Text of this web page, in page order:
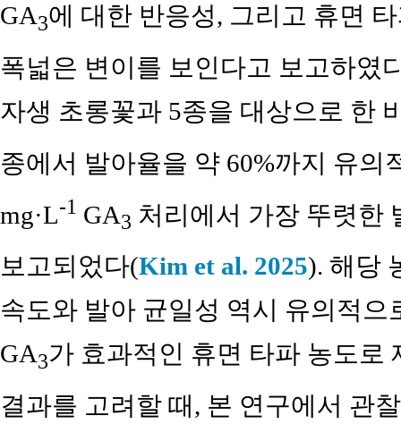
GA3에 대한 반응성, 그리고 휴면
폭넓은 변이를 보인다고 보고하였
자생 초롱꽃과 5종을 대상으로 한
종에서 발아율을 약 60%까지 유의
mg·L-1 GA3 처리에서 가장 뚜렷한
보고되었다(Kim et al. 2025). 해당
속도와 발아 균일성 역시 유의적
GA3가 효과적인 휴면 타파 농도로
결과를 고려할 때, 본 연구에서 관